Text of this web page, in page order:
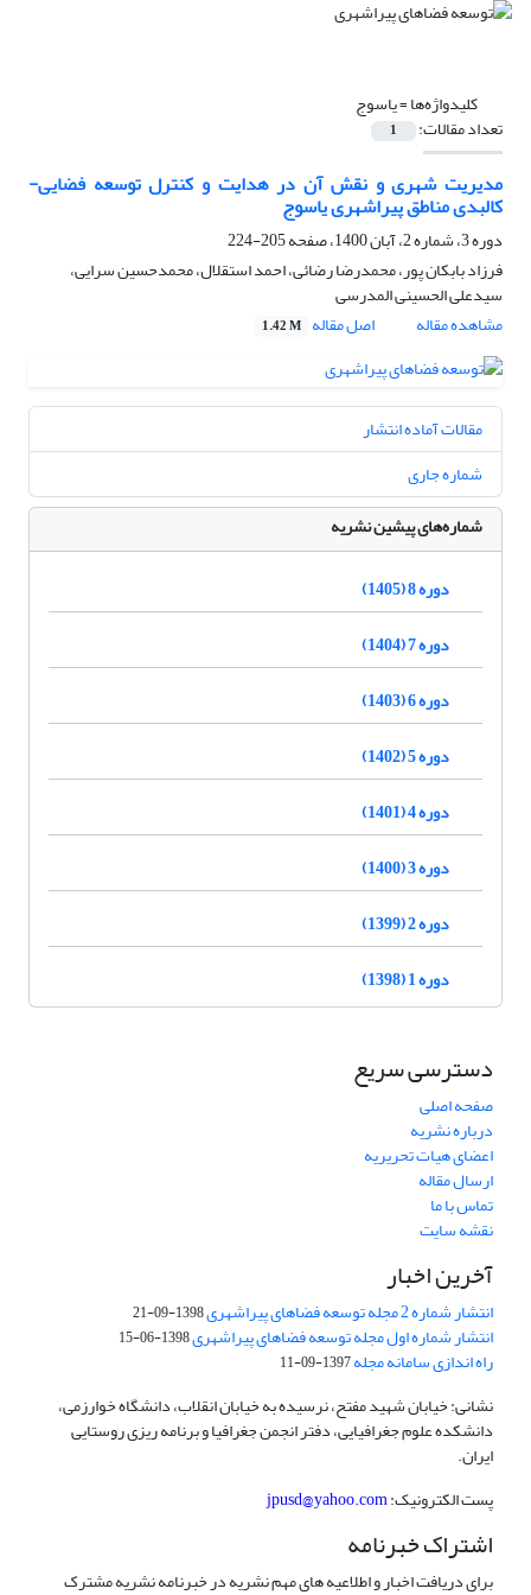
کلیدواژه‌ها =یاسوج
تعداد مقالات: 1
مدیریت شهری و نقش آن در هدایت و کنترل توسعه فضایی-
کالبدی مناطق پیراشهری یاسوج
دوره 3، شماره 2، آبان 1400، صفحه
205-224
فرزاد بابکان پور، محمدرضا رضائی، احمد استقلال، محمدحسین سرایی،
سیدعلی الحسینی المدرسی
مشاهده مقاله
اصل مقاله 1.42 M
مقالات آماده انتشار
شماره جاری
شماره‌های پیشین نشریه
دوره 8 (1405)
دوره 7 (1404)
دوره 6 (1403)
دوره 5 (1402)
دوره 4 (1401)
دوره 3 (1400)
دوره 2 (1399)
دوره 1 (1398)
دسترسی سریع
صفحه اصلی
درباره نشریه
اعضای هیات تحریریه
ارسال مقاله
تماس با ما
نقشه سایت
آخرین اخبار
انتشار شماره 2 مجله توسعه فضاهای پیراشهری 1398-09-21
انتشار شماره اول مجله توسعه فضاهای پیراشهری1398-06-15
راه اندازی سامانه مجله1397-09-11
نشانی: خیابان شهید مفتح، نرسیده به خیابان انقلاب، دانشگاه خوارزمی،
دانشکده علوم جغرافیایی، دفتر انجمن جغرافیا و برنامه ریزی روستایی
ایران.
پست الکترونیک:jpusd@yahoo.com
اشتراک خبرنامه
برای دریافت اخبار و اطلاعیه های مهم نشریه در خبرنامه نشریه مشترک